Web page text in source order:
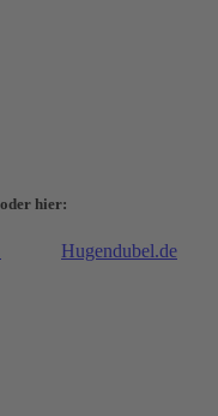
hier:
Hugendubel.de